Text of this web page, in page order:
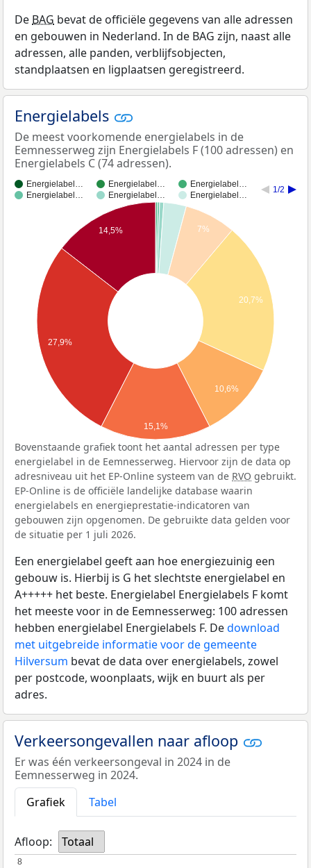
De BAG bevat de officiële gegevens van alle adressen
en gebouwen in Nederland. In de BAG zijn, naast alle
adressen, alle panden, verblijfsobjecten,
standplaatsen en ligplaatsen geregistreerd.
Energielabels
De meest voorkomende energielabels in de
Eemnesserweg zijn Energielabels F (100 adressen) en
Energielabels C (74 adressen).
Energielabel… Energielabel…
Energielabel…
Energielabel…
Energielabel… Energielabel…
1/2
7%
20,7%
10,6%
14,5%
27,9%
15,1%
Bovenstaande grafiek toont het aantal adressen per type
energielabel in de Eemnesserweg. Hiervoor zijn de data op
adresniveau uit het EP-Online systeem van de RVO gebruikt.
EP-Online is de officiële landelijke database waarin
energielabels en energieprestatie-indicatoren van
gebouwen zijn opgenomen. De gebruikte data gelden voor
de situatie per 1 juli 2026.
Een energielabel geeft aan hoe energiezuinig een
gebouw is. Hierbij is G het slechtste energielabel en
A+++++ het beste. Energielabel Energielabels F komt
het meeste voor in de Eemnesserweg: 100 adressen
hebben energielabel Energielabels F. Dedownload
met uitgebreide informatie voor de gemeente
Hilversum bevat de data over energielabels, zowel
per postcode, woonplaats, wijk en buurt als per
adres.
Verkeersongevallen naar afloop
Er was één verkeersongeval in 2024 in de
Eemnesserweg in 2024.
Grafiek
Tabel
Afloop: Totaal
8
8